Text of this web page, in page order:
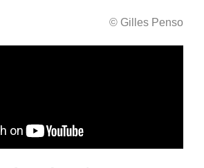
© Gilles Penso